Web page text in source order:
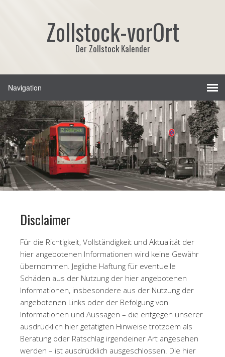
Zollstock-vorOrt
Der Zollstock Kalender
Disclaimer
Für die Richtigkeit, Vollständigkeit und Aktualität der
hier angebotenen Informationen wird keine Gewähr
übernommen. Jegliche Haftung für eventuelle
Schäden aus der Nutzung der hier angebotenen
Informationen, insbesondere aus der Nutzung der
angebotenen Links oder der Befolgung von
Informationen und Aussagen – die entgegen unserer
ausdrücklich hier getätigten Hinweise trotzdem als
Beratung oder Ratschlag irgendeiner Art angesehen
werden – ist ausdrücklich ausgeschlossen. Die hier